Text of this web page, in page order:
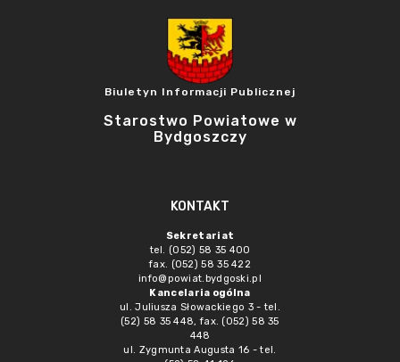
Biuletyn Informacji Publicznej
Starostwo Powiatowe w
Bydgoszczy
KONTAKT
Sekretariat
tel. (052) 58 35 400
fax. (052) 58 35 422
info@powiat.bydgoski.pl
Kancelaria ogólna
ul. Juliusza Słowackiego 3 - tel.
(52) 58 35 448, fax. (052) 58 35
448
ul. Zygmunta Augusta 16 - tel.